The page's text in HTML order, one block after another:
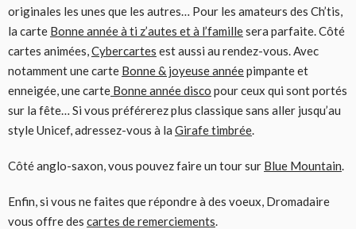
originales les unes que les autres… Pour les amateurs des Ch’tis,
la carte Bonne année à ti z’autes et à l’famillesera parfaite. Côté
cartes animées,Cybercartes est aussi au rendez-vous. Avec
notamment une carte Bonne & joyeuse annéepimpante et
enneigée, une carte Bonne année disco pour ceux qui sont portés
sur la fête… Si vous préférerez plus classique sans aller jusqu’au
style Unicef, adressez-vous à la Girafe timbrée.
Côté anglo-saxon, vous pouvez faire un tour sur Blue Mountain.
Enfin, si vous ne faites que répondre à des voeux, Dromadaire
vous offre des cartes de remerciements.